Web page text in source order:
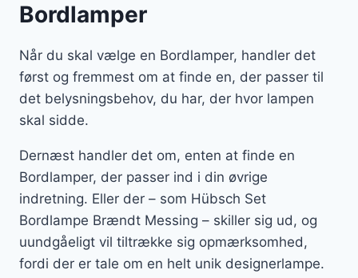
Bordlamper
Når du skal vælge en Bordlamper, handler det
først og fremmest om at finde en, der passer til
det belysningsbehov, du har, der hvor lampen
skal sidde.
Dernæst handler det om, enten at finde en
Bordlamper, der passer ind i din øvrige
indretning. Eller der – som Hübsch Set
Bordlampe Brændt Messing – skiller sig ud, og
uundgåeligt vil tiltrække sig opmærksomhed,
fordi der er tale om en helt unik designerlampe.